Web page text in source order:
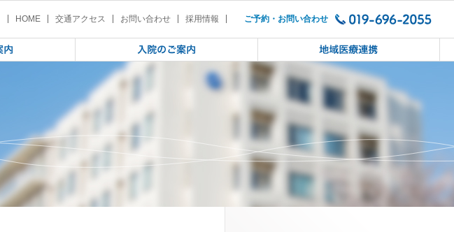
年11月7日）
校1年生 心の健康づくり講演会（2018年11月7
HOME 交通アクセス お問い合わせ 採用情報 ご予約・お問い合わせ